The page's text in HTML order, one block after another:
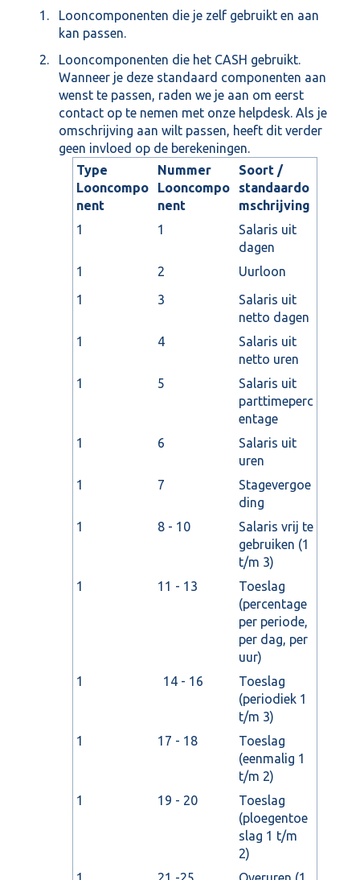
Looncomponenten die je zelf gebruikt en aan
kan passen.
Looncomponenten die het CASH gebruikt.
Wanneer je deze standaard componenten aan
wenst te passen, raden we je aan om eerst
contact op te nemen met onze helpdesk. Als je
omschrijving aan wilt passen, heeft dit verder
geen invloed op de berekeningen.
Type
Looncompo
nent
Nummer
Looncompo
nent
Soort /
standaardo
mschrijving
1
1
Salaris uit
dagen
1
2
Uurloon
1
3
Salaris uit
netto dagen
1
4
Salaris uit
netto uren
1
5
Salaris uit
parttimeperc
entage
1
6
Salaris uit
uren
1
7
Stagevergoe
ding
1
8 - 10
Salaris vrij te
gebruiken (1
t/m 3)
1
11 - 13
Toeslag
(percentage
per periode,
per dag, per
uur)
1
14 - 16
Toeslag
(periodiek 1
t/m 3)
1
17 - 18
Toeslag
(eenmalig 1
t/m 2)
1
19 - 20
Toeslag
(ploegentoe
slag 1 t/m
2)